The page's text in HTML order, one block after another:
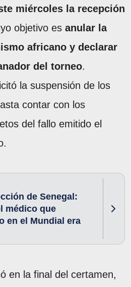
miércoles la recepción
objetivo es anular la
africano y declarar
del torneo.
la suspensión de los
contar con los
del fallo emitido el
de Senegal:
médico que
en el Mundial era
en la final del certamen,